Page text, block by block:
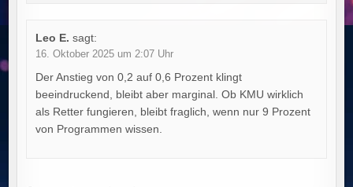
Leo E. sagt:
16. Oktober 2025 um 2:07 Uhr
Der Anstieg von 0,2 auf 0,6 Prozent klingt
beeindruckend, bleibt aber marginal. Ob KMU wirklich
als Retter fungieren, bleibt fraglich, wenn nur 9 Prozent
von Programmen wissen.